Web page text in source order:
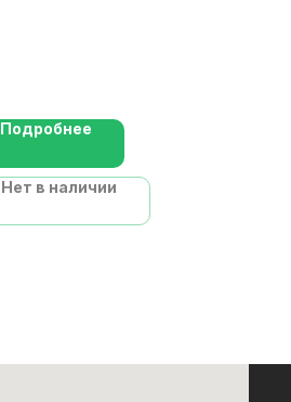
Подробнее
Нет в наличии